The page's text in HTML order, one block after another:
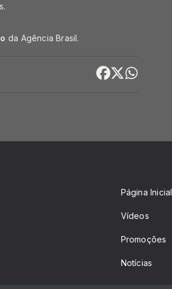
da Agência Brasil.
Página Inicial
Vídeos
Promoções
Notícias